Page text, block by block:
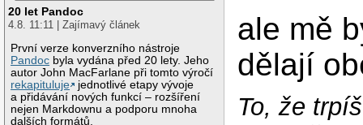
20 let Pandoc
4.8. 11:11 | Zajímavý článek
První verze konverzního nástroje
Pandoc byla vydána před 20 lety. Jeho
autor John MacFarlane při tomto výročí
rekapituluje
jednotlivé etapy vývoje
a přidávání nových funkcí – rozšíření
nejen Markdownu a podporu mnoha
dalších formátů.
ale mě
dělají
To, že